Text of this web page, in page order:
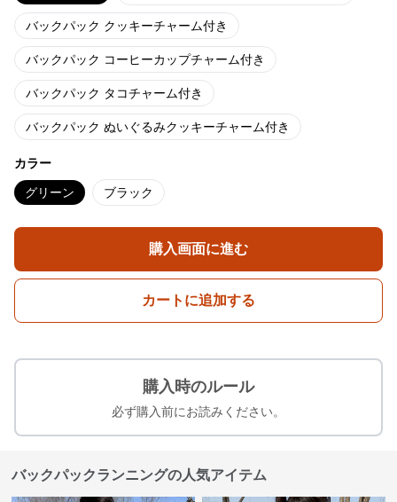
バックパック クッキーチャーム付き
バックパック コーヒーカップチャーム付き
バックパック タコチャーム付き
バックパック ぬいぐるみクッキーチャーム付き
カラー
グリーン ブラック
購入画面に進む
カートに追加する
購入時のルール
必ず購入前にお読みください。
バックパックランニングの人気アイテム